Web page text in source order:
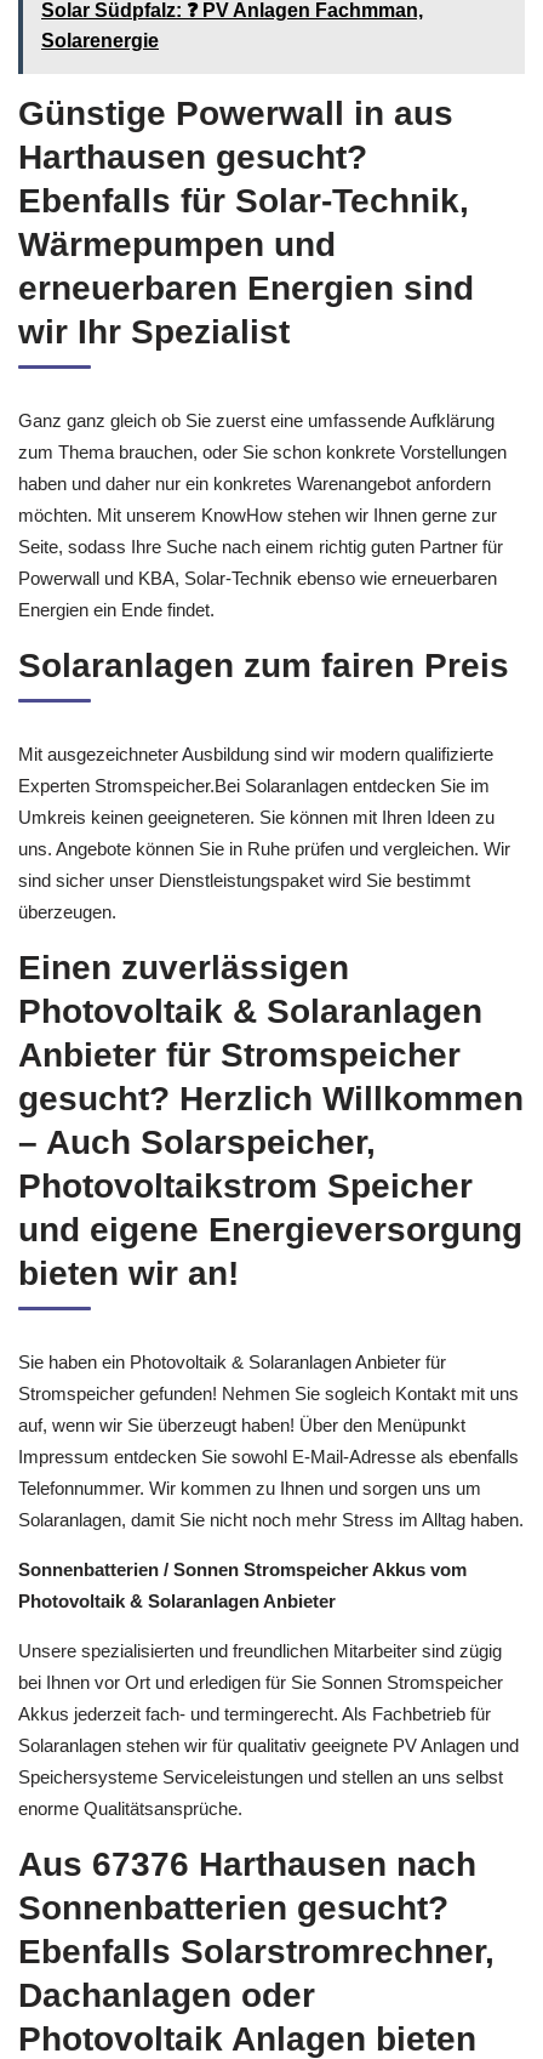
Solar Südpfalz: ❓️ PV Anlagen Fachmman,
Solarenergie
Günstige Powerwall in aus
Harthausen gesucht?
Ebenfalls für Solar-Technik,
Wärmepumpen und
erneuerbaren Energien sind
wir Ihr Spezialist
Ganz ganz gleich ob Sie zuerst eine umfassende Aufklärung
zum Thema brauchen, oder Sie schon konkrete Vorstellungen
haben und daher nur ein konkretes Warenangebot anfordern
möchten. Mit unserem KnowHow stehen wir Ihnen gerne zur
Seite, sodass Ihre Suche nach einem richtig guten Partner für
Powerwall und KBA, Solar-Technik ebenso wie erneuerbaren
Energien ein Ende findet.
Solaranlagen zum fairen Preis
Mit ausgezeichneter Ausbildung sind wir modern qualifizierte
Experten Stromspeicher.Bei Solaranlagen entdecken Sie im
Umkreis keinen geeigneteren. Sie können mit Ihren Ideen zu
uns. Angebote können Sie in Ruhe prüfen und vergleichen. Wir
sind sicher unser Dienstleistungspaket wird Sie bestimmt
überzeugen.
Einen zuverlässigen
Photovoltaik & Solaranlagen
Anbieter für Stromspeicher
gesucht? Herzlich Willkommen
– Auch Solarspeicher,
Photovoltaikstrom Speicher
und eigene Energieversorgung
bieten wir an!
Sie haben ein Photovoltaik & Solaranlagen Anbieter für
Stromspeicher gefunden! Nehmen Sie sogleich Kontakt mit uns
auf, wenn wir Sie überzeugt haben! Über den Menüpunkt
Impressum entdecken Sie sowohl E-Mail-Adresse als ebenfalls
Telefonnummer. Wir kommen zu Ihnen und sorgen uns um
Solaranlagen, damit Sie nicht noch mehr Stress im Alltag haben.
Sonnenbatterien / Sonnen Stromspeicher Akkus vom
Photovoltaik & Solaranlagen Anbieter
Unsere spezialisierten und freundlichen Mitarbeiter sind zügig
bei Ihnen vor Ort und erledigen für Sie Sonnen Stromspeicher
Akkus jederzeit fach- und termingerecht. Als Fachbetrieb für
Solaranlagen stehen wir für qualitativ geeignete PV Anlagen und
Speichersysteme Serviceleistungen und stellen an uns selbst
enorme Qualitätsansprüche.
Aus 67376 Harthausen nach
Sonnenbatterien gesucht?
Ebenfalls Solarstromrechner,
Dachanlagen oder
Photovoltaik Anlagen bieten